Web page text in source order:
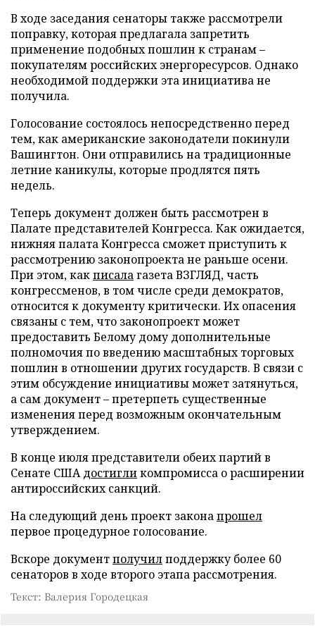
В ходе заседания сенаторы также рассмотрели
поправку, которая предлагала запретить
применение подобных пошлин к странам –
покупателям российских энергоресурсов. Однако
необходимой поддержки эта инициатива не
получила.
Голосование состоялось непосредственно перед
тем, как американские законодатели покинули
Вашингтон. Они отправились на традиционные
летние каникулы, которые продлятся пять
недель.
Теперь документ должен быть рассмотрен в
Палате представителей Конгресса. Как ожидается,
нижняя палата Конгресса сможет приступить к
рассмотрению законопроекта не раньше осени.
При этом, какписалагазета ВЗГЛЯД, часть
конгрессменов, в том числе среди демократов,
относится к документу критически. Их опасения
связаны с тем, что законопроект может
предоставить Белому дому дополнительные
полномочия по введению масштабных торговых
пошлин в отношении других государств. В связи с
этим обсуждение инициативы может затянуться,
а сам документ – претерпеть существенные
изменения перед возможным окончательным
утверждением.
В конце июля представители обеих партий в
Сенате СШАдостигликомпромисса о расширении
антироссийских санкций.
На следующий день проект законапрошел
первое процедурное голосование.
Вскоре документполучилподдержку более 60
сенаторов в ходе второго этапа рассмотрения.
Текст: Валерия Городецкая